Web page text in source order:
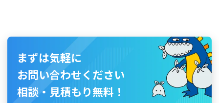
まずは気軽に
お問い合わせください
相談・見積もり無料！